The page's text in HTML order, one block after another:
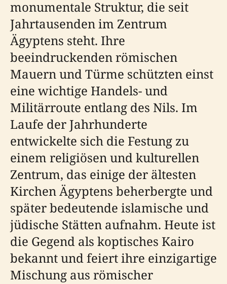
monumentale Struktur, die seit
Jahrtausenden im Zentrum
Ägyptens steht. Ihre
beeindruckenden römischen
Mauern und Türme schützten einst
eine wichtige Handels- und
Militärroute entlang des Nils. Im
Laufe der Jahrhunderte
entwickelte sich die Festung zu
einem religiösen und kulturellen
Zentrum, das einige der ältesten
Kirchen Ägyptens beherbergte und
später bedeutende islamische und
jüdische Stätten aufnahm. Heute ist
die Gegend als koptisches Kairo
bekannt und feiert ihre einzigartige
Mischung aus römischer